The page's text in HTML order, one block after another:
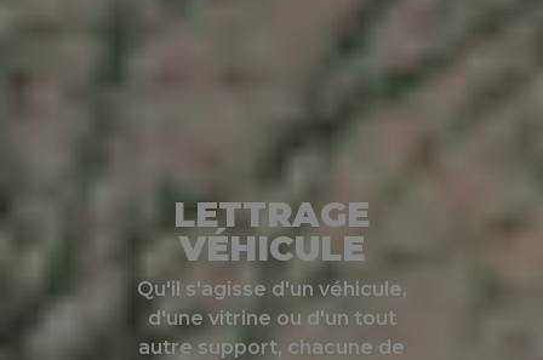
LETTRAGE
VÉHICULE
Qu'il s'agisse d'un véhicule,
d'une vitrine ou d'un tout
autre support, chacune de